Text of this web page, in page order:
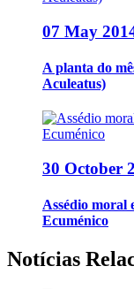
07 May
A planta do
Aculeatus)
30 October
Assédio moral
Ecuménico
Notícias